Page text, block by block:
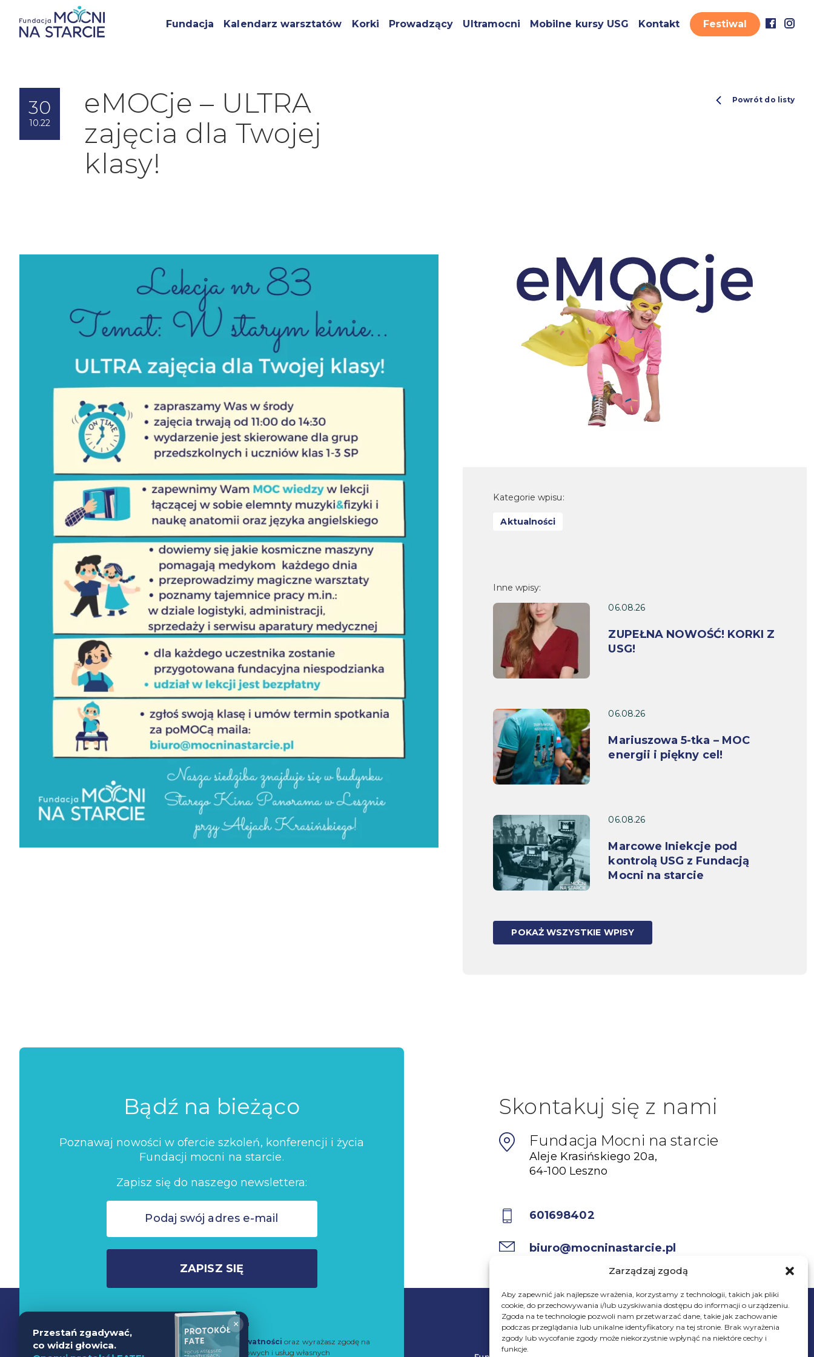
Zarządzaj zgodą
Aby zapewnić jak najlepsze wrażenia, korzystamy z technologii, takich jak pliki
cookie, do przechowywania i/lub uzyskiwania dostępu do informacji o urządzeniu.
Zgoda na te technologie pozwoli nam przetwarzać dane, takie jak zachowanie
podczas przeglądania lub unikalne identyfikatory na tej stronie. Brak wyrażenia
zgody lub wycofanie zgody może niekorzystnie wpłynąć na niektóre cechy i
funkcje.
Fundacja Kalendarz warsztatów Korki Prowadzący Ultramocni Mobilne kursy USG Kontakt Festiwal
30
10.22
eMOCje – ULTRA
zajęcia dla Twojej
klasy!
Powrót do listy
Kategorie wpisu:
Aktualności
Inne wpisy:
06.08.26
ZUPEŁNA NOWOŚĆ! KORKI Z
USG!
06.08.26
Mariuszowa 5-tka – MOC
energii i piękny cel!
06.08.26
Marcowe Iniekcje pod
kontrolą USG z Fundacją
Mocni na starcie
POKAŻ WSZYSTKIE WPISY
Bądź na bieżąco
Poznawaj nowości w ofercie szkoleń, konferencji i życia
Fundacji mocni na starcie.
Zapisz się do naszego newslettera:
ZAPISZ SIĘ
Nie wysyłamy spamu
Zapisując się do newslettera akceptujeszPolitykę Prywatności oraz wyrażasz zgodę na
przetwarzanie danych w celach marketingowych i usług własnych
Skontakuj się z nami
Fundacja Mocni na starcie
Aleje Krasińskiego 20a,
64-100 Leszno
601698402
biuro@mocninastarcie.pl
×
Przestań zgadywać,
co widzi głowica.